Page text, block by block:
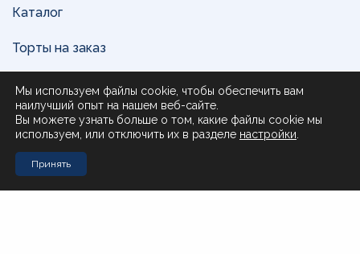
Каталог
Торты на заказ
Доставка и оплата
О нас
Поставщикам
Контакты
Мы используем файлы cookie, чтобы обеспечить вам
наилучший опыт на нашем веб-сайте.
Вы можете узнать больше о том, какие файлы cookie мы
используем, или отключить их в разделе настройки
Принять